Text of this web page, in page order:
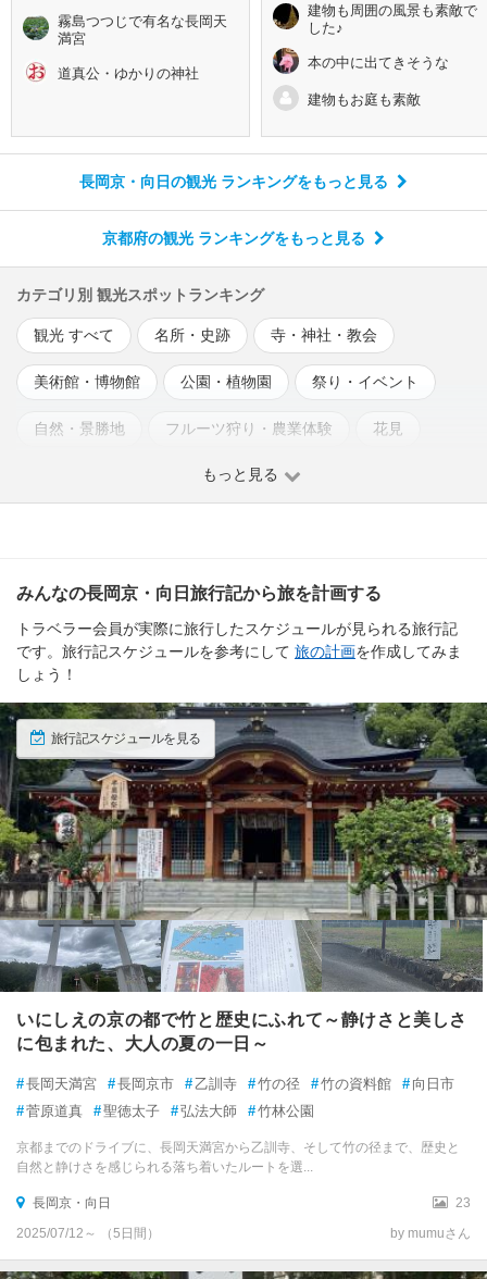
霧島つつじで有名な長岡天
満宮
道真公・ゆかりの神社
建物も周囲の風景も素敵で
した♪
本の中に出てきそうな
建物もお庭も素敵
長岡京・向日の観光 ランキングをもっと見る
京都府の観光 ランキングをもっと見る
カテゴリ別 観光スポットランキング
観光 すべて 名所・史跡 寺・神社・教会
美術館・博物館 公園・植物園 祭り・イベント
自然・景勝地 フルーツ狩り・農業体験 花見
もっと見る
みんなの長岡京・向日旅行記から旅を計画する
トラベラー会員が実際に旅行したスケジュールが見られる旅行記
です。旅行記スケジュールを参考にして 旅の計画を作成してみま
しょう！
旅行記スケジュールを見る
いにしえの京の都で竹と歴史にふれて～静けさと美しさ
に包まれた、大人の夏の一日～
#長岡天満宮 #長岡京市 #乙訓寺 #竹の径 #竹の資料館 # 向日市
#菅原道真 #聖徳太子 #弘法大師 #竹林公園
京都までのドライブに、長岡天満宮から乙訓寺、そして竹の径まで、歴史と
自然と静けさを感じられる落ち着いたルートを選...
長岡京・向日
23
2025/07/12～ （5日間）
by mumuさん